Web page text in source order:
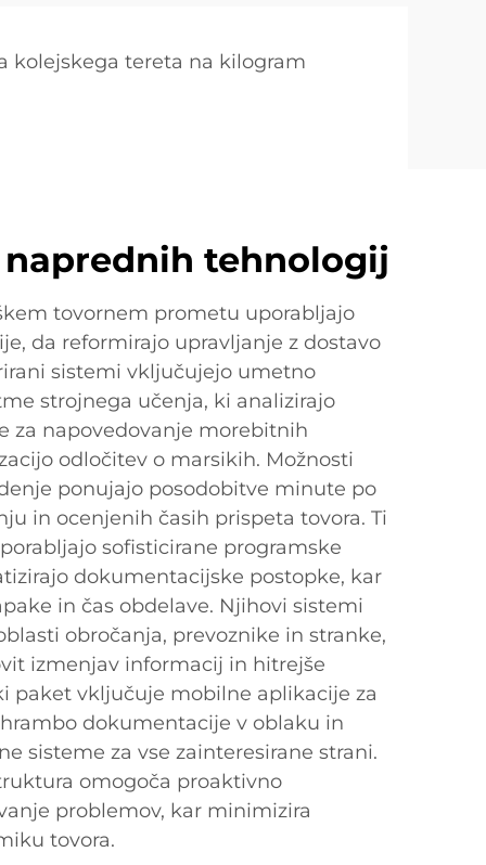
kolejskega tereta na kilogram
tehnologij
tovornem prometu uporabljajo
da reformirajo upravljanje z dostavo
sistemi vključujejo umetno
strojnega učenja, ki analizirajo
za napovedovanje morebitnih
odločitev o marsikih. Možnosti
ponujajo posodobitve minute po
in ocenjenih časih prispeta tovora. Ti
sofisticirane programske
dokumentacijske postopke, kar
in čas obdelave. Njihovi sistemi
obročanja, prevoznike in stranke,
izmenjav informacij in hitrejše
paket vključuje mobilne aplikacije za
dokumentacije v oblaku in
sisteme za vse zainteresirane strani.
omogoča proaktivno
problemov, kar minimizira
tovora.